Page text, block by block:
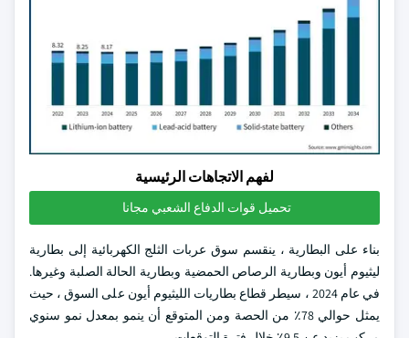
لفهم الاتجاهات الرئيسية
تحميل قوات الدفاع الشعبي مجانا
بناء على البطارية ، ينقسم سوق عربات الثلج الكهربائية إلى بطارية
ليثيوم أيون وبطارية الرصاص الحمضية وبطارية الحالة الصلبة وغيرها.
في عام 2024 ، سيطر قطاع بطاريات الليثيوم أيون على السوق ، حيث
يمثل حوالي 78٪ من الحصة ومن المتوقع أن ينمو بمعدل نمو سنوي